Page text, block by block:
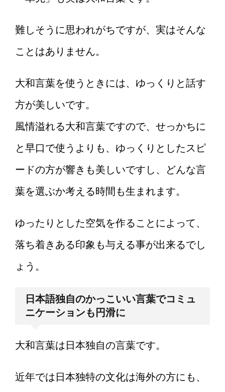
難しそうに思われがちですが、実はそんな
ことはありません。
大和言葉を使うときには、ゆっくりと話す
方が美しいです。
風情溢れる大和言葉ですので、せっかちに
と早口で使うよりも、ゆっくりとしたスピ
ードの方が響きも美しいですし、どんな言
葉を選ぶか考える時間も生まれます。
ゆったりとした空気を作ることによって、
落ち着きある印象も与える事が出来るでし
ょう。
日本語独自のかっこいい言葉でコミュ
ニケーションも円滑に
大和言葉は日本独自の言葉です。
近年では日本独特の文化は海外の方にも、